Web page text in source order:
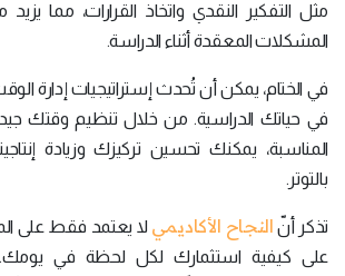
مثل التفكير النقدي واتخاذ القرارات، مما
المشكلات المعقدة أثناء الدراسة.
في الختام، يمكن أن تُحدث إستراتيجيات إدارة
في حياتك الدراسية. من خلال تنظيم وقتك
المناسبة، يمكنك تحسين تركيزك وزيادة
بالتوتر.
تذكر أنّ النجاح الأكاديمي لا يعتمد فقط على
على كيفية استثمارك لكل لحظة في يومك.